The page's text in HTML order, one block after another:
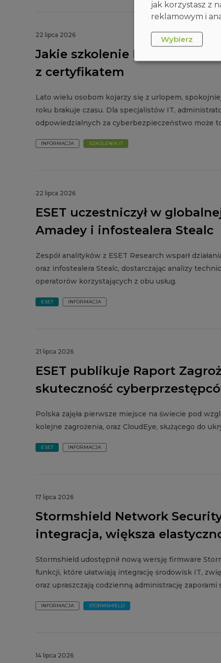
22 lipca 2026
Jakie szkolenie IT warto
z certyfikatem
Lato wielu osobom kojarzy się z urlopem,
roku brakuje czasu. Dla specjalistów IT,
odpowiedzialnych za cyberbezpieczeństwo może
INFORMACJA SZKOLENIA IT
22 lipca 2026
ESET uczestniczył w
Amadey i infostealera Stealc
Zespół analityków z ESET Research wsparł
oraz infostealera Stealc, dostarczając analizy
operatorów korzystających z obu usług.
ESET INFORMACJA
21 lipca 2026
ESET publikuje Raport
skuteczność
Polska zajęła pierwsze miejsce na świecie pod
kolejne zagrożenia, oraz CloudEye, służącego do
ESET INFORMACJA
17 lipca 2026
Stormshield Network
integracja, większa
Stormshield udostępnił nową wersję firmware
funkcji, które ułatwiają integrację środowisk IT,
oraz upraszczają codzienną administrację zaporami
INFORMACJA STORMSHIELD
14 lipca 2026
jak korzystasz z
reklamowym i
Wybierz